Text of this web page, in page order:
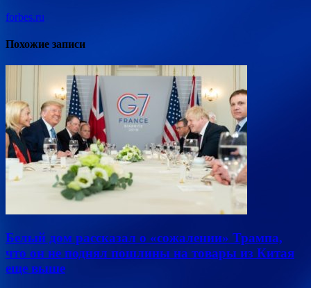
forbes.ru
Похожие записи
Белый дом рассказал о «сожалении» Трампа,
что он не поднял пошлины на товары из Китая
еще выше